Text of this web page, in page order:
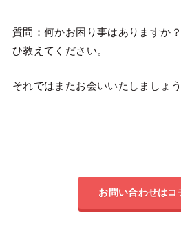
質問：何かお困り事はありますか
ひ教えてください。
それではまたお会いいたしましょう
お問い合わせはコ